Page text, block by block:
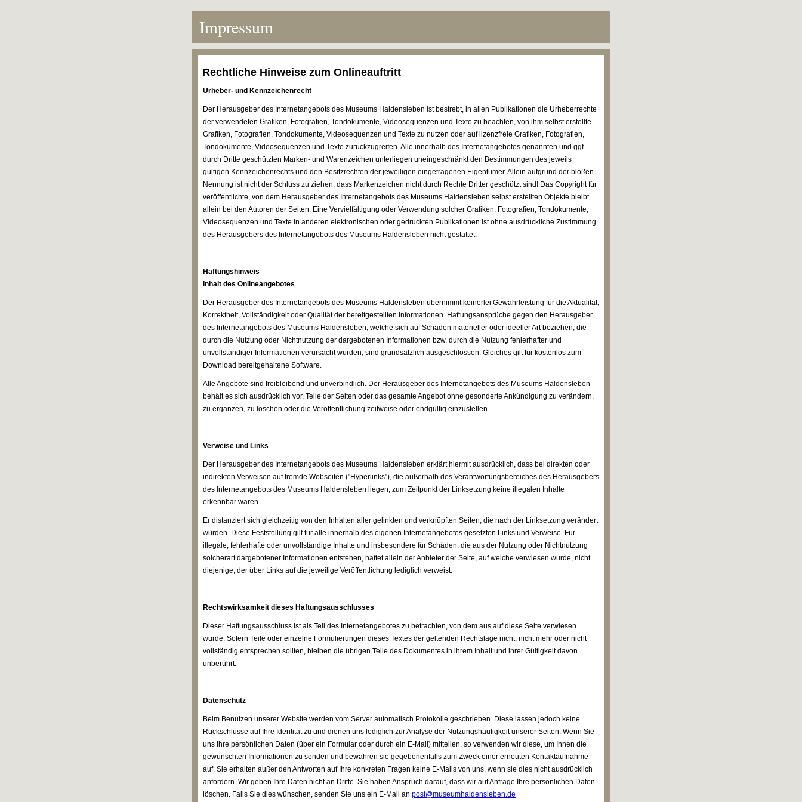
Impressum
Rechtliche Hinweise zum Onlineauftritt
Urheber- und Kennzeichenrecht
Der Herausgeber des Internetangebots des Museums Haldensleben ist bestrebt, in allen Publikationen die Urheberrechte
der verwendeten Grafiken, Fotografien, Tondokumente, Videosequenzen und Texte zu beachten, von ihm selbst erstellte
Grafiken, Fotografien, Tondokumente, Videosequenzen und Texte zu nutzen oder auf lizenzfreie Grafiken, Fotografien,
Tondokumente, Videosequenzen und Texte zurückzugreifen. Alle innerhalb des Internetangebotes genannten und ggf.
durch Dritte geschützten Marken- und Warenzeichen unterliegen uneingeschränkt den Bestimmungen des jeweils
gültigen Kennzeichenrechts und den Besitzrechten der jeweiligen eingetragenen Eigentümer. Allein aufgrund der bloßen
Nennung ist nicht der Schluss zu ziehen, dass Markenzeichen nicht durch Rechte Dritter geschützt sind! Das Copyright für
veröffentlichte, von dem Herausgeber des Internetangebots des Museums Haldensleben selbst erstellten Objekte bleibt
allein bei den Autoren der Seiten. Eine Vervielfältigung oder Verwendung solcher Grafiken, Fotografien, Tondokumente,
Videosequenzen und Texte in anderen elektronischen oder gedruckten Publikationen ist ohne ausdrückliche Zustimmung
des Herausgebers des Internetangebots des Museums Haldensleben nicht gestattet.
Haftungshinweis
Inhalt des Onlineangebotes
Der Herausgeber des Internetangebots des Museums Haldensleben übernimmt keinerlei Gewährleistung für die Aktualität,
Korrektheit, Vollständigkeit oder Qualität der bereitgestellten Informationen. Haftungsansprüche gegen den Herausgeber
des Internetangebots des Museums Haldensleben, welche sich auf Schäden materieller oder ideeller Art beziehen, die
durch die Nutzung oder Nichtnutzung der dargebotenen Informationen bzw. durch die Nutzung fehlerhafter und
unvollständiger Informationen verursacht wurden, sind grundsätzlich ausgeschlossen. Gleiches gilt für kostenlos zum
Download bereitgehaltene Software.
Alle Angebote sind freibleibend und unverbindlich. Der Herausgeber des Internetangebots des Museums Haldensleben
behält es sich ausdrücklich vor, Teile der Seiten oder das gesamte Angebot ohne gesonderte Ankündigung zu verändern,
zu ergänzen, zu löschen oder die Veröffentlichung zeitweise oder endgültig einzustellen.
Verweise und Links
Der Herausgeber des Internetangebots des Museums Haldensleben erklärt hiermit ausdrücklich, dass bei direkten oder
indirekten Verweisen auf fremde Webseiten ("Hyperlinks"), die außerhalb des Verantwortungsbereiches des Herausgebers
des Internetangebots des Museums Haldensleben liegen, zum Zeitpunkt der Linksetzung keine illegalen Inhalte
erkennbar waren.
Er distanziert sich gleichzeitig von den Inhalten aller gelinkten und verknüpften Seiten, die nach der Linksetzung verändert
wurden. Diese Feststellung gilt für alle innerhalb des eigenen Internetangebotes gesetzten Links und Verweise. Für
illegale, fehlerhafte oder unvollständige Inhalte und insbesondere für Schäden, die aus der Nutzung oder Nichtnutzung
solcherart dargebotener Informationen entstehen, haftet allein der Anbieter der Seite, auf welche verwiesen wurde, nicht
diejenige, der über Links auf die jeweilige Veröffentlichung lediglich verweist.
Rechtswirksamkeit dieses Haftungsausschlusses
Dieser Haftungsausschluss ist als Teil des Internetangebotes zu betrachten, von dem aus auf diese Seite verwiesen
wurde. Sofern Teile oder einzelne Formulierungen dieses Textes der geltenden Rechtslage nicht, nicht mehr oder nicht
vollständig entsprechen sollten, bleiben die übrigen Teile des Dokumentes in ihrem Inhalt und ihrer Gültigkeit davon
unberührt.
Datenschutz
Beim Benutzen unserer Website werden vom Server automatisch Protokolle geschrieben. Diese lassen jedoch keine
Rückschlüsse auf Ihre Identität zu und dienen uns lediglich zur Analyse der Nutzungshäufigkeit unserer Seiten. Wenn Sie
uns Ihre persönlichen Daten (über ein Formular oder durch ein E-Mail) mitteilen, so verwenden wir diese, um Ihnen die
gewünschten Informationen zu senden und bewahren sie gegebenenfalls zum Zweck einer erneuten Kontaktaufnahme
auf. Sie erhalten außer den Antworten auf Ihre konkreten Fragen keine E-Mails von uns, wenn sie dies nicht ausdrücklich
anfordern. Wir geben Ihre Daten nicht an Dritte. Sie haben Anspruch darauf, dass wir auf Anfrage Ihre persönlichen Daten
löschen. Falls Sie dies wünschen, senden Sie uns ein E-Mail an post@museumhaldensleben.de